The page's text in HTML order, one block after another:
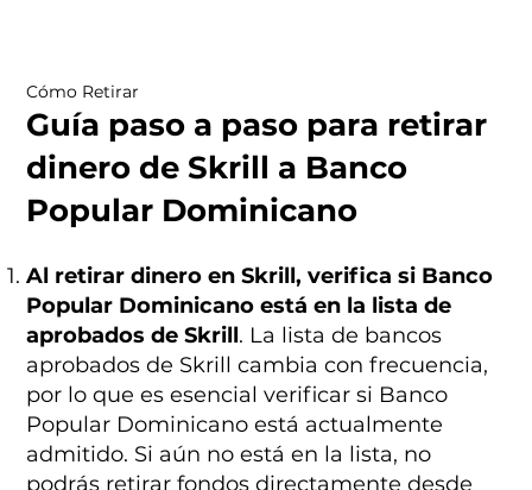
Cómo Retirar
Guía paso a paso para retirar
dinero de Skrill a Banco
Popular Dominicano
Al retirar dinero en Skrill, verifica si Banco
Popular Dominicano está en la lista de
aprobados de Skrill. La lista de bancos
aprobados de Skrill cambia con frecuencia,
por lo que es esencial verificar si Banco
Popular Dominicano está actualmente
admitido. Si aún no está en la lista, no
podrás retirar fondos directamente desde